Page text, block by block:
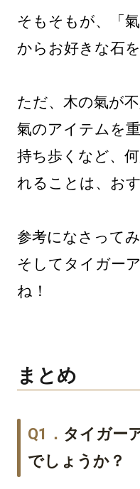
そもそもが、「
からお好きな石
ただ、木の氣が
氣のアイテムを
持ち歩くなど、
れることは、お
参考になさってみ
そしてタイガー
まとめ
タイガー
でしょうか？